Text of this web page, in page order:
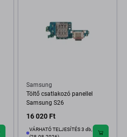
Samsung
Töltő csatlakozó panellel
Samsung S26
16 020 Ft
VÁRHATÓ TELJESÍTÉS 3 db,